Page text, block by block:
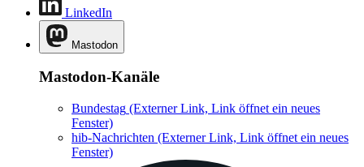
LinkedIn
Mastodon
Mastodon-Kanäle
Bundestag (Externer Link, Link öffnet ein neues
Fenster)
hib-Nachrichten (Externer Link, Link öffnet ein neues
Fenster)